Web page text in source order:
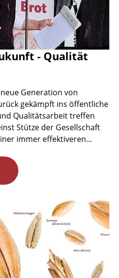
- Qualität
Generation von
gekämpft ins öffentliche
Qualitätsarbeit treffen
Stütze der Gesellschaft
immer effektiveren...